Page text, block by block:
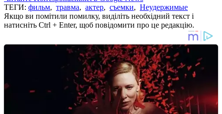
ТЕГИ: фильм, травма, актер, съемки, Неудержимые
Якщо ви помітили помилку, виділіть необхідний текст і
натисніть Ctrl + Enter, щоб повідомити про це редакцію.